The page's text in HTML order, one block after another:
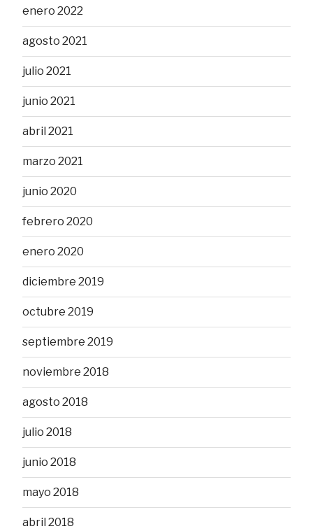
enero 2022
agosto 2021
julio 2021
junio 2021
abril 2021
marzo 2021
junio 2020
febrero 2020
enero 2020
diciembre 2019
octubre 2019
septiembre 2019
noviembre 2018
agosto 2018
julio 2018
junio 2018
mayo 2018
abril 2018